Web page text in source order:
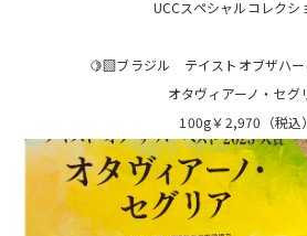
UCCスペシャルコレクシ
🍋‍🟩ブラジル テイストオブザハ
オタヴィアーノ・セグ
100g￥2,970（税込）